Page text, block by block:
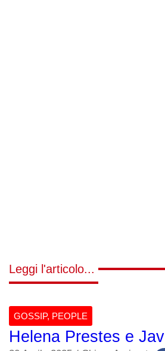
Leggi l'articolo...
GOSSIP, PEOPLE
Helena Prestes e